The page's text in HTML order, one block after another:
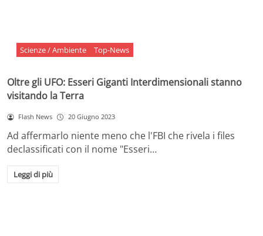
Scienze / Ambiente Top-News
Oltre gli UFO: Esseri Giganti Interdimensionali stanno
visitando la Terra
Flash News 20 Giugno 2023
Ad affermarlo niente meno che l'FBI che rivela i files
declassificati con il nome "Esseri…
Leggi di più